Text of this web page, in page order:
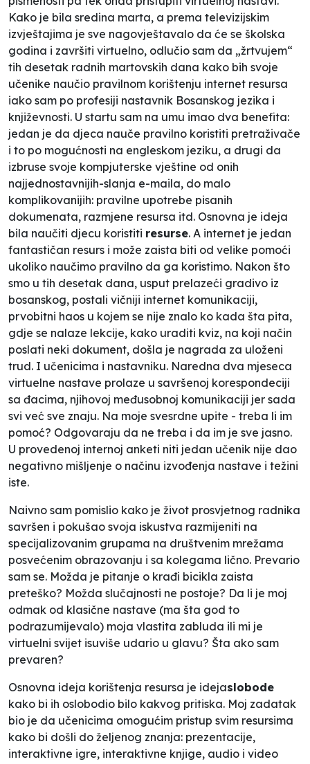
Kako je bila sredina marta, a prema televizijskim
izvještajima je sve nagovještavalo da će se školska
godina i završiti virtuelno, odlučio sam da „žrtvujem“
tih desetak radnih martovskih dana kako bih svoje
učenike naučio pravilnom korištenju internet resursa
iako sam po profesiji nastavnik Bosanskog jezika i
književnosti. U startu sam na umu imao dva benefita:
jedan je da djeca nauče pravilno koristiti pretraživače
i to po mogućnosti na engleskom jeziku, a drugi da
izbruse svoje kompjuterske vještine od onih
najjednostavnijih-slanja e-maila, do malo
komplikovanijih: pravilne upotrebe pisanih
dokumenata, razmjene resursa itd. Osnovna je ideja
bila naučiti djecu koristiti resurse. A internet je jedan
fantastičan resurs i može zaista biti od velike pomoći
ukoliko naučimo pravilno da ga koristimo. Nakon što
smo u tih desetak dana, usput prelazeći gradivo iz
bosanskog, postali vičniji internet komunikaciji,
prvobitni haos u kojem se nije znalo ko kada šta pita,
gdje se nalaze lekcije, kako uraditi kviz, na koji način
poslati neki dokument, došla je nagrada za uloženi
trud. I učenicima i nastavniku. Naredna dva mjeseca
virtuelne nastave prolaze u savršenoj korespondeciji
sa đacima, njihovoj međusobnoj komunikaciji jer sada
svi već sve znaju. Na moje svesrdne upite - treba li im
pomoć? Odgovaraju da ne treba i da im je sve jasno.
U provedenoj internoj anketi niti jedan učenik nije dao
negativno mišljenje o načinu izvođenja nastave i težini
iste.
Naivno sam pomislio kako je život prosvjetnog radnika
savršen i pokušao svoja iskustva razmijeniti na
specijalizovanim grupama na društvenim mrežama
posvećenim obrazovanju i sa kolegama lično. Prevario
sam se. Možda je pitanje o krađi bicikla zaista
preteško? Možda slučajnosti ne postoje? Da li je moj
odmak od klasične nastave (ma šta god to
podrazumijevalo) moja vlastita zabluda ili mi je
virtuelni svijet isuviše udario u glavu? Šta ako sam
prevaren?
Osnovna ideja korištenja resursa je idejaslobode
kako bi ih oslobodio bilo kakvog pritiska. Moj zadatak
bio je da učenicima omogućim pristup svim resursima
kako bi došli do željenog znanja: prezentacije,
interaktivne igre, interaktivne knjige, audio i video